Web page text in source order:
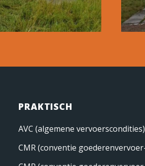
PRAKTISCH
AVC (algemene vervoerscondities)
CMR (conventie